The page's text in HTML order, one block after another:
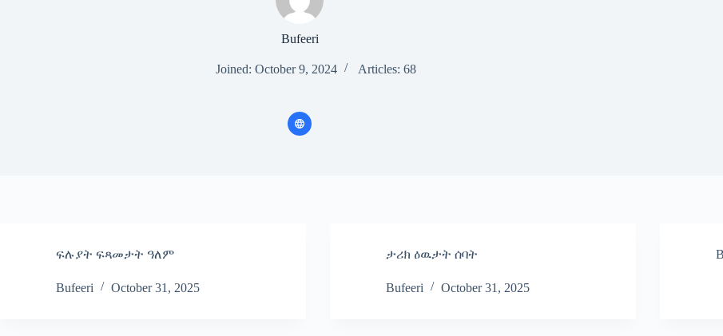
Bufeeri
Joined: October 9, 2024 Articles: 68
ፍሉያት ፍጻመታት ዓለም
Bufeeri October 31, 2025
ታሪክ ዕዉታት ሰባት
Bufeeri October 31, 2025